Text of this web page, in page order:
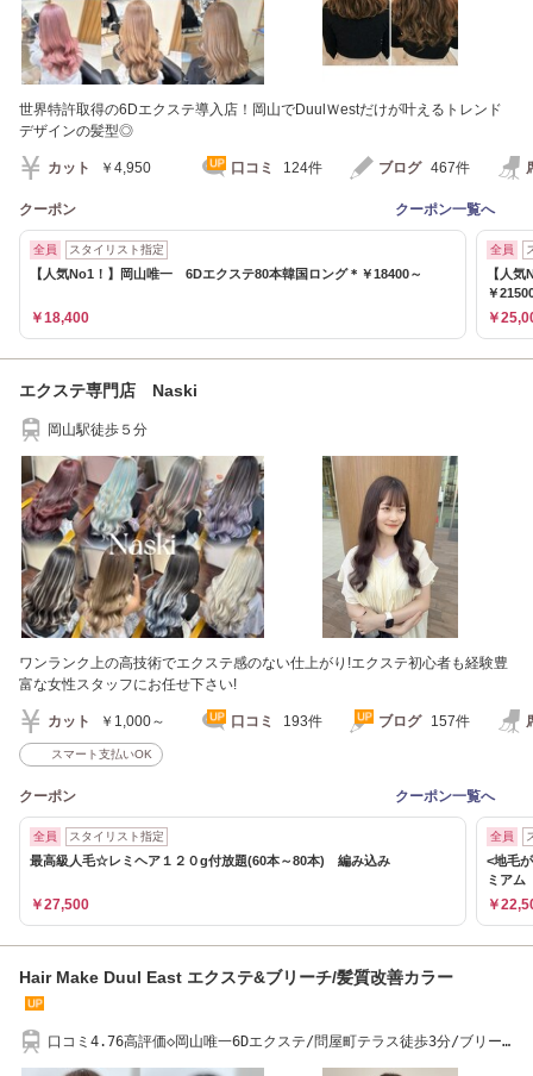
世界特許取得の6Dエクステ導入店！岡山でDuulＷestだけが叶えるトレンド
デザインの髪型◎
カット ￥4,950 口コミ 124件 ブログ 467件
クーポン クーポン一覧へ
全員 スタイリスト指定
【人気No1！】岡山唯一 6Dエクステ80本韓国ロング＊￥18400～
￥18,400
全員
【人
￥
￥
エクステ専門店 Naski
岡山駅徒歩５分
ワンランク上の高技術でエクステ感のない仕上がり!エクステ初心者も経験豊
富な女性スタッフにお任せ下さい!
カット ￥1,000～ 口コミ 193件 ブログ 157件
スマート支払いOK
クーポン クーポン一覧へ
全員 スタイリスト指定
最高級人毛☆レミヘア１２０g付放題(60本～80本) 編み込み
￥27,500
全員
<地毛
ミアム
￥
Hair Make Duul East エクステ&ブリーチ/髪質改善カラー
口コミ4.76高評価◇岡山唯一6Dエクステ/問屋町テラス徒歩3分/ブリー